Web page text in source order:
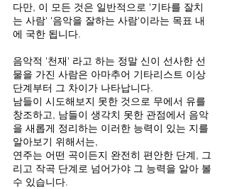
다만, 이 모든 것은 일반적으로 '기타를 잘치
는 사람' '음악을 잘하는 사람'이라는 목표 내
에 국한 됩니다.
음악적 '천재' 라고 하는 정말 신이 선사한 선
물을 가진 사람은 아마추어 기타리스트 이상
단계부터 그 차이가 나타납니다.
남들이 시도해보지 못한 것으로 무에서 유를
창조하고, 남들이 생각치 못한 관점에서 음악
을 새롭게 정리하는 이러한 능력이 있는 지를
알아보기 위해서는,
연주는 어떤 곡이든지 완전히 편안한 단계, 그
리고 작곡 단계로 넘어가야 그 능력을 알아 볼
수 있습니다.